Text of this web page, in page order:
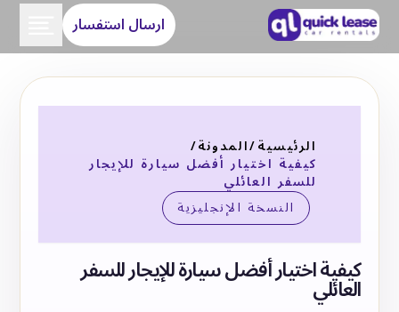
ارسال استفسار
الرئيسية/المدونة/
كيفية اختيار أفضل سيارة للإيجار
للسفر العائلي
النسخة الإنجليزية
كيفية اختيار أفضل سيارة للإيجار للسفر
العائلي